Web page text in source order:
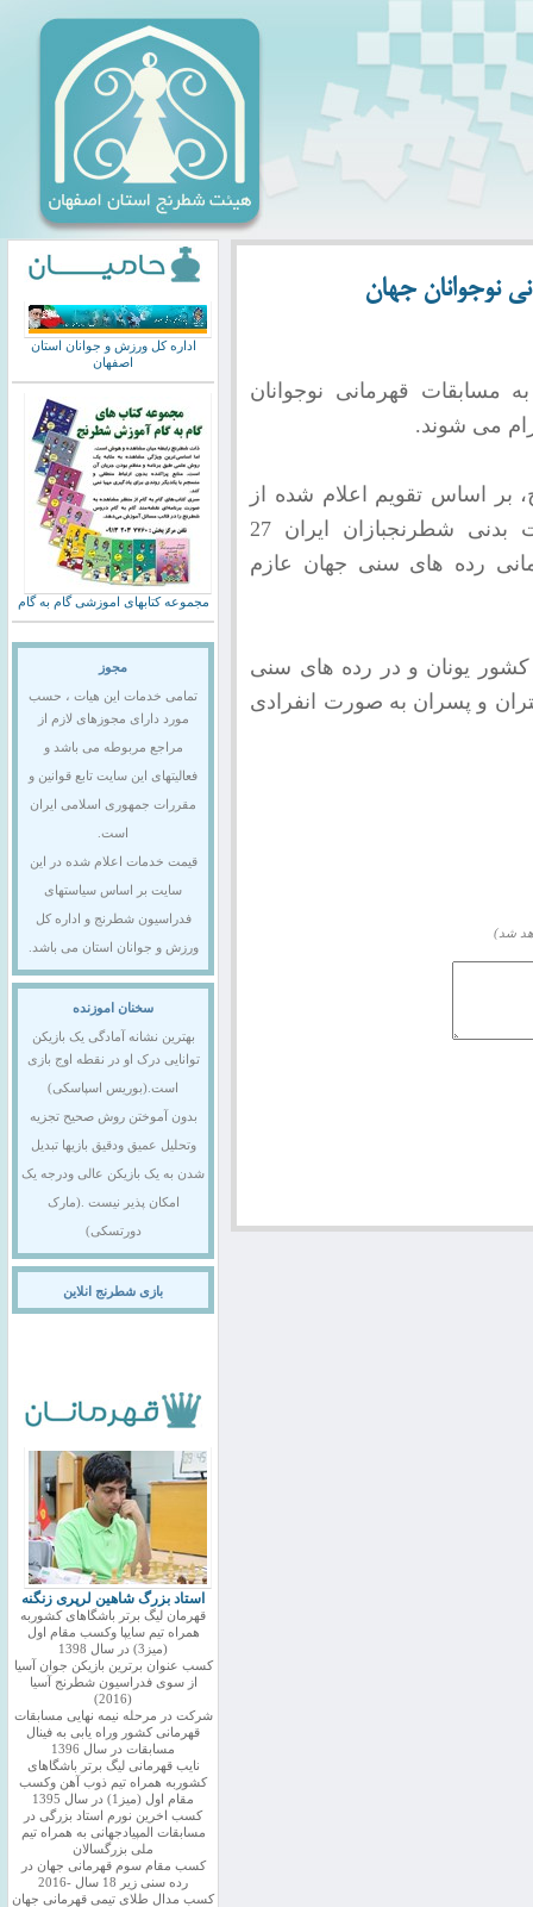
نوجوانان جهان
مسابقات قهرمانی نوجوانان
می شوند.
اساس تقویم اعلام شده از
سوی فدراسیون شطرنج به سازمان تربیت بدنی شطرنجبازان ایران 27
رده های سنی جهان عازم
27 مهرماه الی 9 آبان در کشور یونان و در رده های سنی
سال در بخش دختران و پسران به صورت انفرادی
شد)
اداره کل ورزش و جوانان استان
اصفهان
مجموعه کتابهای اموزشی گام به گام
مجوز
تمامی خدمات این هیات ، حسب
مورد دارای مجوزهای لازم از
مراجع مربوطه می باشد و
فعالیتهای این سایت تابع قوانین و
مقررات جمهوری اسلامی ایران
است.
قیمت خدمات اعلام شده در این
سایت بر اساس سیاستهای
فدراسیون شطرنج و اداره کل
ورزش و جوانان استان می باشد.
سخنان اموزنده
بهترین نشانه آمادگی یک بازیکن
توانایی درک او در نقطه اوج بازی
است.(بوریس اسپاسکی)
بدون آموختن روش صحیح تجزیه
وتحلیل عمیق ودقیق بازیها تبدیل
شدن به یک بازیکن عالی ودرجه یک
امکان پذیر نیست .(مارک
دورتسکی)
بازی شطرنج انلاین
استاد بزرگ شاهین لرپری زنگنه
قهرمان لیگ برتر باشگاهای کشوربه
همراه تیم سایپا وکسب مقام اول
(میز3) در سال 1398
کسب عنوان برترین بازیکن جوان آسیا
از سوی فدراسیون شطرنج آسیا
(2016)
شرکت در مرحله نیمه نهایی مسابقات
قهرمانی کشور وراه یابی به فینال
مسابقات در سال 1396
نایب قهرمانی لیگ برتر باشگاهای
کشوربه همراه تیم ذوب آهن وکسب
مقام اول (میز1) در سال 1395
کسب اخرین نورم استاد بزرگی در
مسابقات المپیادجهانی به همراه تیم
ملی بزرگسالان
کسب مقام سوم قهرمانی جهان در
رده سنی زیر 18 سال -2016
کسب مدال طلای تیمی قهرمانی جهان